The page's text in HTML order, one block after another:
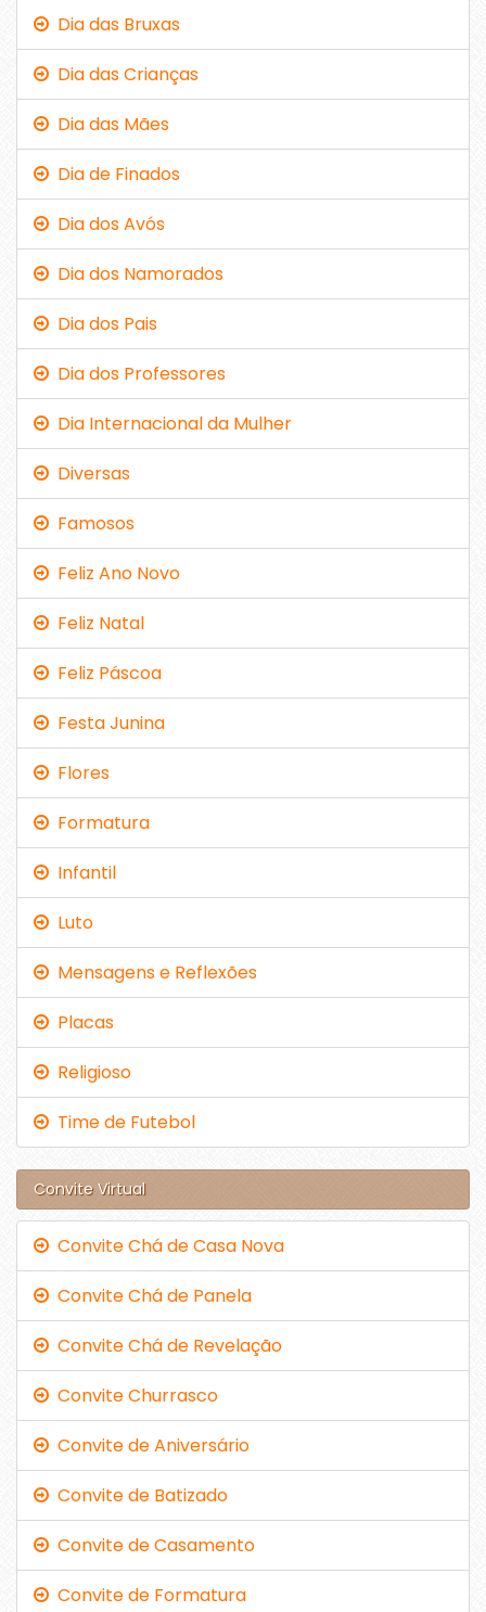
Dia das Bruxas
Dia das Crianças
Dia das Mães
Dia de Finados
Dia dos Avós
Dia dos Namorados
Dia dos Pais
Dia dos Professores
Dia Internacional da Mulher
Diversas
Famosos
Feliz Ano Novo
Feliz Natal
Feliz Páscoa
Festa Junina
Flores
Formatura
Infantil
Luto
Mensagens e Reflexões
Placas
Religioso
Time de Futebol
Convite Virtual
Convite Chá de Casa Nova
Convite Chá de Panela
Convite Chá de Revelação
Convite Churrasco
Convite de Aniversário
Convite de Batizado
Convite de Casamento
Convite de Formatura